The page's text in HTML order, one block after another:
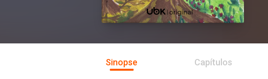
Sinopse Capítulos